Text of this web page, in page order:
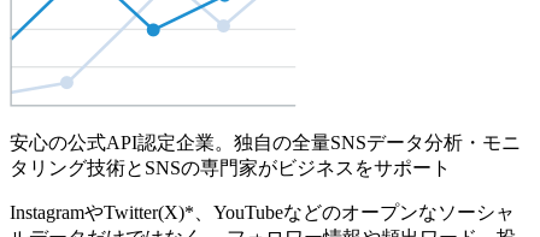
安心の公式API認定企業。独自の全量SNSデータ分析・モニ
タリング技術とSNSの専門家がビジネスをサポート
InstagramやTwitter(X)*、YouTubeなどのオープンなソーシャ